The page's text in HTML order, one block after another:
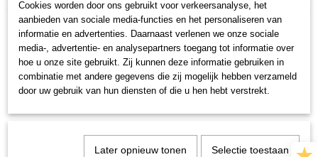
Reiniging
Alleszuigers
Bladblazers
Cookies worden door ons gebruikt voor verkeersanalyse, het
aanbieden van sociale media-functies en het personaliseren van
informatie en advertenties. Daarnaast verlenen we onze sociale
media-, advertentie- en analysepartners toegang tot informatie over
hoe u onze site gebruikt. Zij kunnen deze informatie gebruiken in
combinatie met andere gegevens die zij mogelijk hebben verzameld
door uw gebruik van hun diensten of die u hen hebt verstrekt.
Later opnieuw tonen Selectie toestaan